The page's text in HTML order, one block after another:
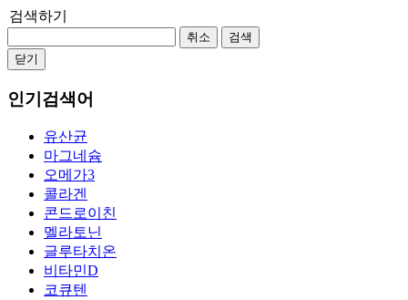
검색하기
취소
검색
닫기
인기검색어
유산균
마그네슘
오메가3
콜라겐
콘드로이친
멜라토닌
글루타치온
비타민D
코큐텐